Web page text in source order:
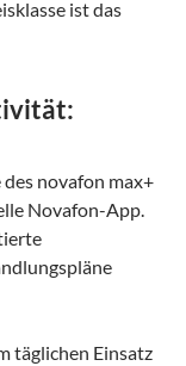
ist das
novafon max+
Novafon-App.
täglichen Einsatz